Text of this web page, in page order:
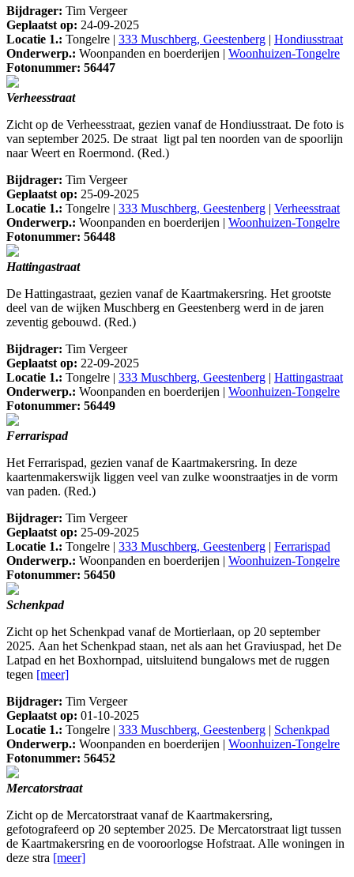
Bijdrager: Tim Vergeer
Geplaatst op: 24-09-2025
Locatie 1.: Tongelre | 333 Muschberg, Geestenberg | Hondiusstraat
Onderwerp.: Woonpanden en boerderijen | Woonhuizen-Tongelre
Fotonummer: 56447
Verheesstraat
Zicht op de Verheesstraat, gezien vanaf de Hondiusstraat. De foto is
van september 2025. De straat ligt pal ten noorden van de spoorlijn
naar Weert en Roermond. (Red.)
Bijdrager: Tim Vergeer
Geplaatst op: 25-09-2025
Locatie 1.: Tongelre | 333 Muschberg, Geestenberg | Verheesstraat
Onderwerp.: Woonpanden en boerderijen | Woonhuizen-Tongelre
Fotonummer: 56448
Hattingastraat
De Hattingastraat, gezien vanaf de Kaartmakersring. Het grootste
deel van de wijken Muschberg en Geestenberg werd in de jaren
zeventig gebouwd. (Red.)
Bijdrager: Tim Vergeer
Geplaatst op: 22-09-2025
Locatie 1.: Tongelre | 333 Muschberg, Geestenberg | Hattingastraat
Onderwerp.: Woonpanden en boerderijen | Woonhuizen-Tongelre
Fotonummer: 56449
Ferrarispad
Het Ferrarispad, gezien vanaf de Kaartmakersring. In deze
kaartenmakerswijk liggen veel van zulke woonstraatjes in de vorm
van paden. (Red.)
Bijdrager: Tim Vergeer
Geplaatst op: 25-09-2025
Locatie 1.: Tongelre | 333 Muschberg, Geestenberg | Ferrarispad
Onderwerp.: Woonpanden en boerderijen | Woonhuizen-Tongelre
Fotonummer: 56450
Schenkpad
Zicht op het Schenkpad vanaf de Mortierlaan, op 20 september
2025. Aan het Schenkpad staan, net als aan het Graviuspad, het De
Latpad en het Boxhornpad, uitsluitend bungalows met de ruggen
tegen [meer]
Bijdrager: Tim Vergeer
Geplaatst op: 01-10-2025
Locatie 1.: Tongelre | 333 Muschberg, Geestenberg | Schenkpad
Onderwerp.: Woonpanden en boerderijen | Woonhuizen-Tongelre
Fotonummer: 56452
Mercatorstraat
Zicht op de Mercatorstraat vanaf de Kaartmakersring,
gefotografeerd op 20 september 2025. De Mercatorstraat ligt tussen
de Kaartmakersring en de vooroorlogse Hofstraat. Alle woningen in
deze stra [meer]